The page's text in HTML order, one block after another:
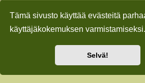
Tämä sivusto käyttää evästeitä
käyttäjäkokemuksen varmistamiseksi.
Selvä!